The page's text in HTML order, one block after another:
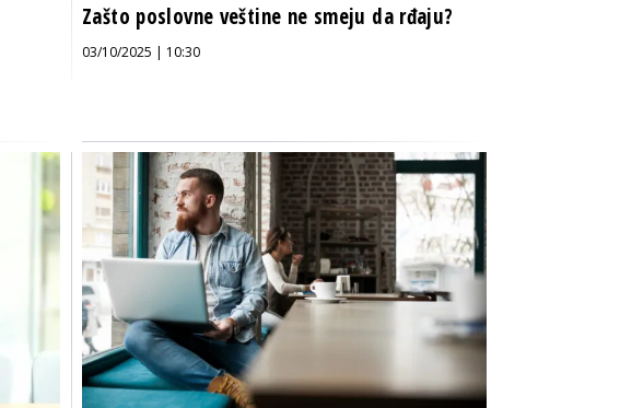
Zašto poslovne veštine ne smeju da rđaju?
03/10/2025 | 10:30